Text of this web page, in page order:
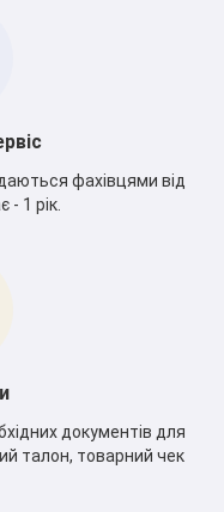
фахівцями від
- 1 рік.
документів для
талон, товарний чек